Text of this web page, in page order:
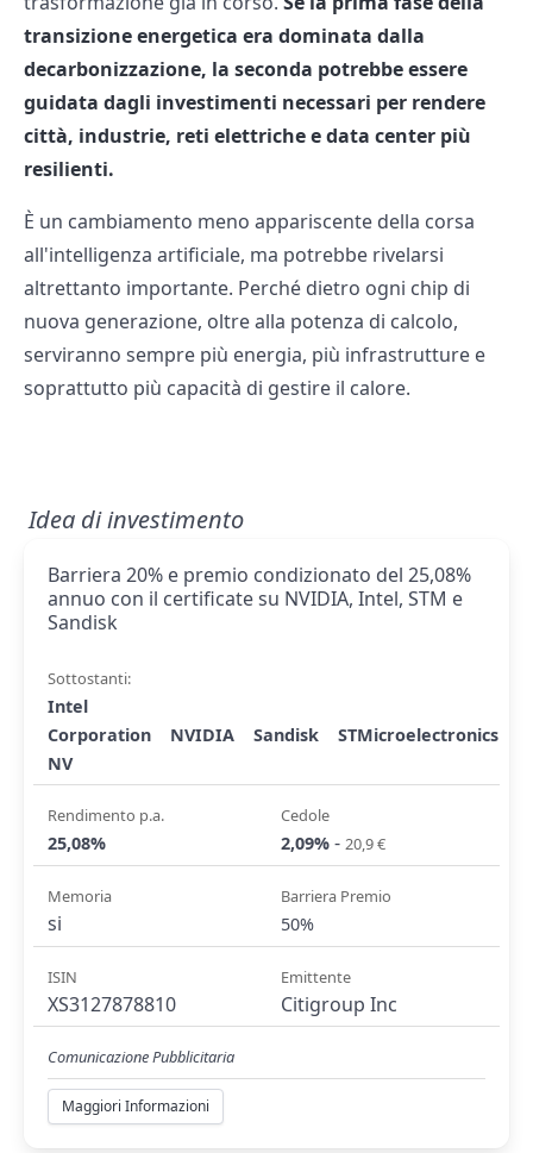
transizione energetica era dominata dalla
decarbonizzazione, la seconda potrebbe essere
guidata dagli investimenti necessari per rendere
città, industrie, reti elettriche e data center più
resilienti.
È un cambiamento meno appariscente della corsa
all'intelligenza artificiale, ma potrebbe rivelarsi
altrettanto importante. Perché dietro ogni chip di
nuova generazione, oltre alla potenza di calcolo,
serviranno sempre più energia, più infrastrutture e
soprattutto più capacità di gestire il calore.
Idea di investimento
Barriera 20% e premio condizionato del 25,08%
annuo con il certificate su NVIDIA, Intel, STM e
Sandisk
Sottostanti:
Intel
Corporation
NVIDIA Sandisk
STMicroelectronics
NV
Rendimento p.a.
25,08%
Cedole
2,09% - 20,9 €
Memoria
si
Barriera Premio
50%
ISIN
XS3127878810
Emittente
Citigroup Inc
Comunicazione Pubblicitaria
Maggiori Informazioni